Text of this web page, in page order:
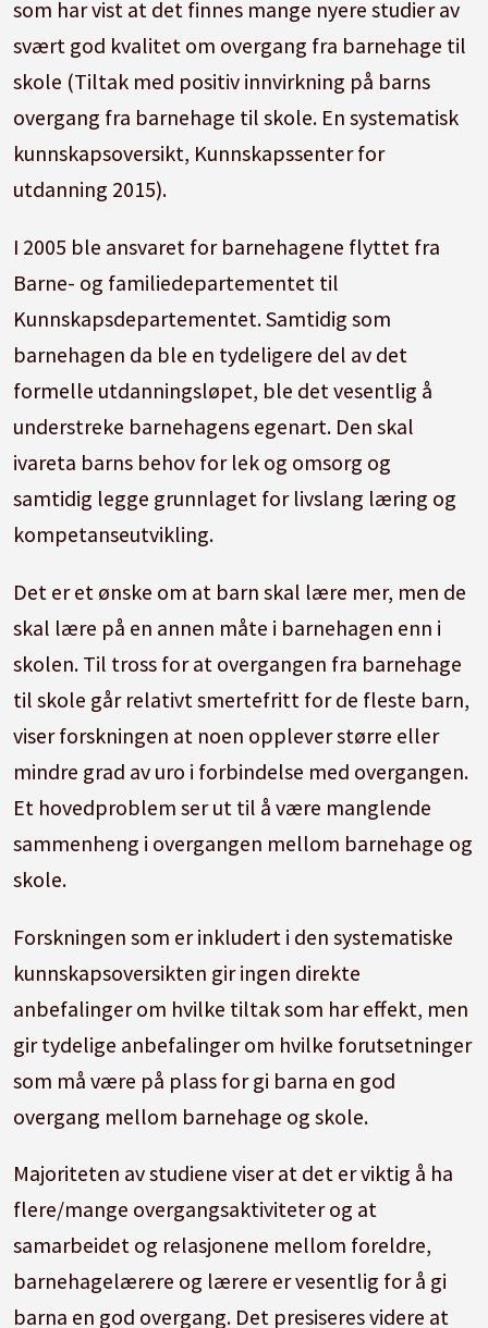
som har vist at det finnes mange nyere studier av
svært god kvalitet om overgang fra barnehage til
skole (Tiltak med positiv innvirkning på barns
overgang fra barnehage til skole. En systematisk
kunnskapsoversikt, Kunnskapssenter for
utdanning 2015).
I 2005 ble ansvaret for barnehagene flyttet fra
Barne- og familiedepartementet til
Kunnskapsdepartementet. Samtidig som
barnehagen da ble en tydeligere del av det
formelle utdanningsløpet, ble det vesentlig å
understreke barnehagens egenart. Den skal
ivareta barns behov for lek og omsorg og
samtidig legge grunnlaget for livslang læring og
kompetanseutvikling.
Det er et ønske om at barn skal lære mer, men de
skal lære på en annen måte i barnehagen enn i
skolen. Til tross for at overgangen fra barnehage
til skole går relativt smertefritt for de fleste barn,
viser forskningen at noen opplever større eller
mindre grad av uro i forbindelse med overgangen.
Et hovedproblem ser ut til å være manglende
sammenheng i overgangen mellom barnehage og
skole.
Forskningen som er inkludert i den systematiske
kunnskapsoversikten gir ingen direkte
anbefalinger om hvilke tiltak som har effekt, men
gir tydelige anbefalinger om hvilke forutsetninger
som må være på plass for gi barna en god
overgang mellom barnehage og skole.
Majoriteten av studiene viser at det er viktig å ha
flere/mange overgangsaktiviteter og at
samarbeidet og relasjonene mellom foreldre,
barnehagelærere og lærere er vesentlig for å gi
barna en god overgang. Det presiseres videre at